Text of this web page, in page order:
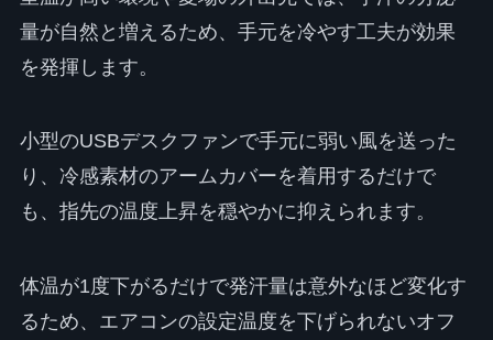
量が自然と増えるため、手元を冷やす工夫が効果
を発揮します。
小型のUSBデスクファンで手元に弱い風を送った
り、冷感素材のアームカバーを着用するだけで
も、指先の温度上昇を穏やかに抑えられます。
体温が1度下がるだけで発汗量は意外なほど変化す
るため、エアコンの設定温度を下げられないオフ